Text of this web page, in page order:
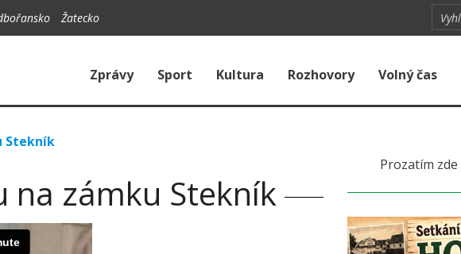
Žatecko
Zprávy Sport Kultura Rozhovory Volný čas
Stekník
na zámku Stekník
Prozatím